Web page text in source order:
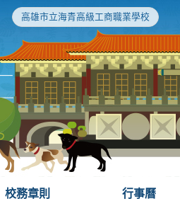
高雄市立海青高級工商職業學校
校務章則 行事曆